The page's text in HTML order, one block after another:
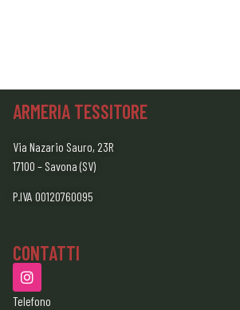
ARMERIA TESSITORE
Via Nazario Sauro, 23R
17100 – Savona (SV)
P.IVA 00120760095
CONTATTI
Telefono